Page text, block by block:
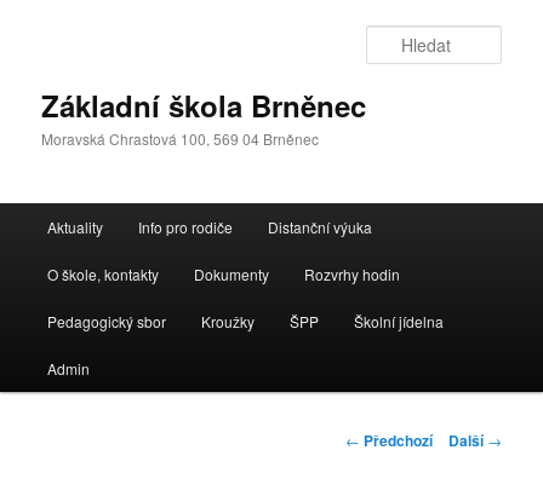
Základní škola Brněnec
Moravská Chrastová 100, 569 04 Brněnec
navigační
Aktuality Info pro rodiče Distanční výuka
O škole, kontakty Dokumenty Rozvrhy hodin
Pedagogický sbor Kroužky ŠPP Školní jídelna
Admin
Navigace
← Předchozí Další→